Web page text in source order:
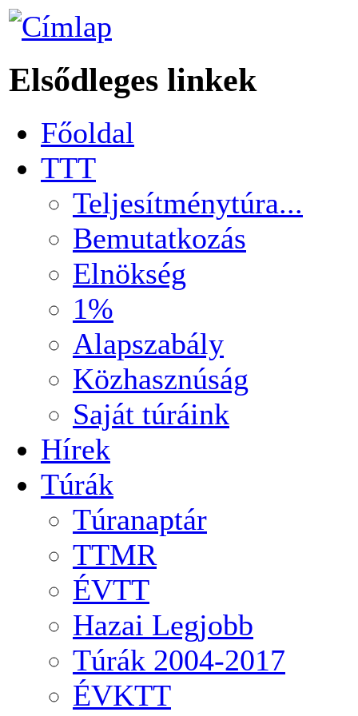
Elsődleges linkek
Főoldal
TTT
Teljesítménytúra...
Bemutatkozás
Elnökség
1%
Alapszabály
Közhasznúság
Saját túráink
Hírek
Túrák
Túranaptár
TTMR
ÉVTT
Hazai Legjobb
Túrák 2004-2017
ÉVKTT